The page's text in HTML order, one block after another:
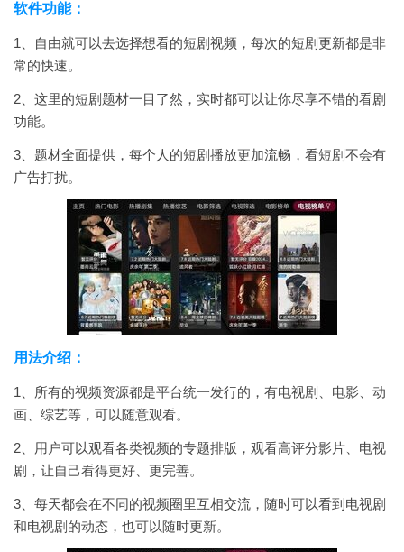
软件功能：
1、自由就可以去选择想看的短剧视频，每次的短剧更新都是非
常的快速。
2、这里的短剧题材一目了然，实时都可以让你尽享不错的看剧
功能。
3、题材全面提供，每个人的短剧播放更加流畅，看短剧不会有
广告打扰。
用法介绍：
1、所有的视频资源都是平台统一发行的，有电视剧、电影、动
画、综艺等，可以随意观看。
2、用户可以观看各类视频的专题排版，观看高评分影片、电视
剧，让自己看得更好、更完善。
3、每天都会在不同的视频圈里互相交流，随时可以看到电视剧
和电视剧的动态，也可以随时更新。